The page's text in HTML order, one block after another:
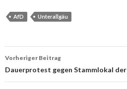
AfD Unterallgäu
Beitrags-
Navigation
Vorheriger Beitrag
Dauerprotest gegen Stammlokal